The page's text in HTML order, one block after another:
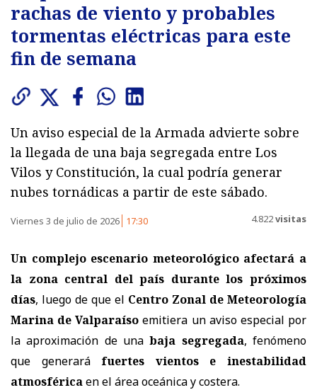
rachas de viento y probables
tormentas eléctricas para este
fin de semana
Un aviso especial de la Armada advierte sobre
la llegada de una baja segregada entre Los
Vilos y Constitución, la cual podría generar
nubes tornádicas a partir de este sábado.
Viernes 3 de julio de 2026 17:30 4.822visitas
Un complejo escenario meteorológico afectará a
la zona central del país durante los próximos
días, luego de que el Centro Zonal de Meteorología
Marina de Valparaíso emitiera un aviso especial por
la aproximación de unabaja segregada, fenómeno
que generará fuertes vientos e inestabilidad
atmosféricaen el área oceánica y costera.